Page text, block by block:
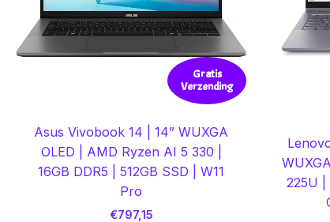
Gratis
Verzending
Asus Vivobook 14 | 14” WUXGA
OLED | AMD Ryzen AI 5 330 |
16GB DDR5 | 512GB SSD | W11
Pro
€797,15
225U |